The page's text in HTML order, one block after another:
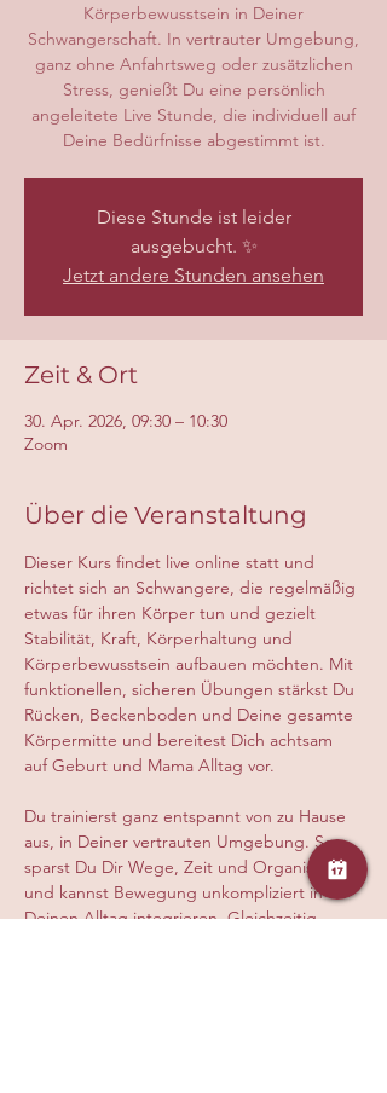
Körperbewusstsein in Deiner
Schwangerschaft. In vertrauter Umgebung,
ganz ohne Anfahrtsweg oder zusätzlichen
Stress, genießt Du eine persönlich
angeleitete Live Stunde, die individuell auf
Deine Bedürfnisse abgestimmt ist.
Diese Stunde ist leider
ausgebucht. ✨
Jetzt andere Stunden ansehen
Zeit & Ort
30. Apr. 2026, 09:30 – 10:30
Zoom
Über die Veranstaltung
Dieser Kurs findet live online statt und
richtet sich an Schwangere, die regelmäßig
etwas für ihren Körper tun und gezielt
Stabilität, Kraft, Körperhaltung und
Körperbewusstsein aufbauen möchten. Mit
funktionellen, sicheren Übungen stärkst Du
Rücken, Beckenboden und Deine gesamte
Körpermitte und bereitest Dich achtsam
auf Geburt und Mama Alltag vor.
Du trainierst ganz entspannt von zu Hause
aus, in Deiner vertrauten Umgebung. So
sparst Du Dir Wege, Zeit und Organisation
und kannst Bewegung unkompliziert in
Deinen Alltag integrieren. Gleichzeitig